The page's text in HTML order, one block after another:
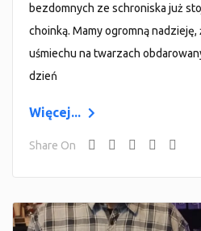
bezdomnych ze schroniska już
choinką. Mamy ogromną nadzieję,
uśmiechu na twarzach
dzień
Więcej...
Share On